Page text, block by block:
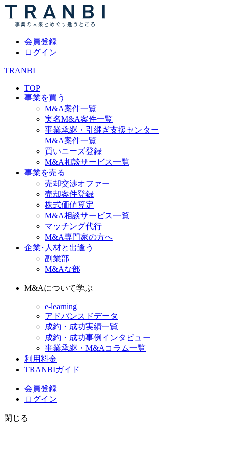
会員登録
ログイン
TRANBI
TOP
事業を買う
M&A案件一覧
実名M&A案件一覧
事業承継・引継ぎ支援センター
M&A案件一覧
買いニーズ登録
M&A相談サービス一覧
事業を売る
売却交渉オファー
売却案件登録
株式価値算定
M&A相談サービス一覧
マッチング代行
M&A専門家の方へ
企業･人材と出逢う
副業部
M&Aな部
M&Aについて学ぶ
e-learning
アドバンスドデータ
成約・成功実績一覧
成約・成功事例インタビュー
事業承継・M&Aコラム一覧
利用料金
TRANBIガイド
会員登録
ログイン
閉じる